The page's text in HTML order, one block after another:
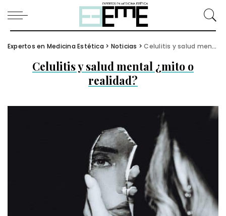
Expertos en Medicina Estética > Noticias >Celulitis y salud mental ¿mito o realidad?
Celulitis y salud mental ¿mito o
realidad?